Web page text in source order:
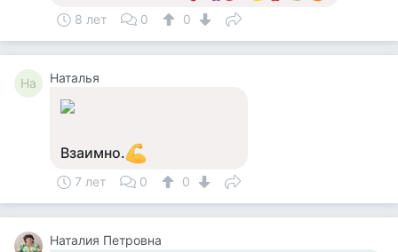
8 лет 0 0
На Наталья
Взаимно.
7 лет 0 0
Наталия Петровна